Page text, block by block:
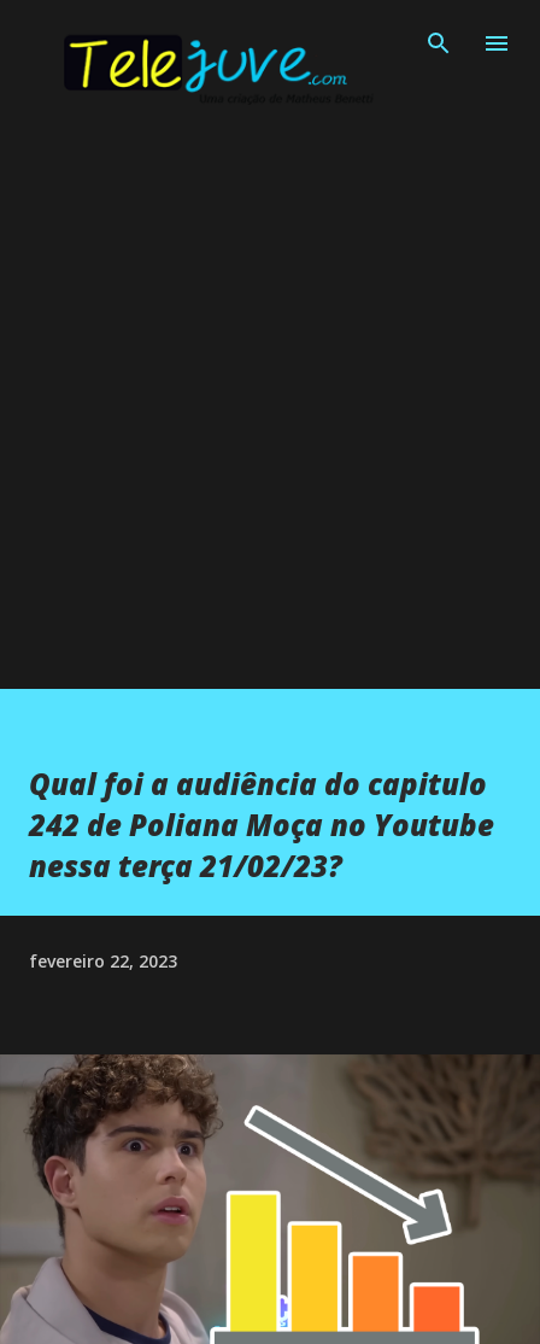
Qual foi a audiência do capitulo
242 de Poliana Moça no Youtube
nessa terça 21/02/23?
fevereiro 22, 2023